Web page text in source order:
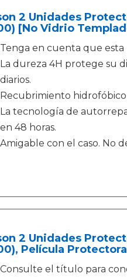
2 Unidades
[No Vidrio
Tenga en cuenta que
La dureza 4H protege su
diarios.
Recubrimiento
La tecnología de
en 48 horas.
Amigable con el caso. No
2 Unidades
Película
Consulte el título para